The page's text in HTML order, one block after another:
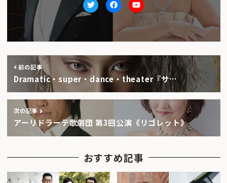
TwitterfacebookYoutube
前の記事
Dramatic・super・dance・theater『サ…
次の記事
アーリドラーテ歌劇団 第3回公演《リゴレット》
おすすめ記事